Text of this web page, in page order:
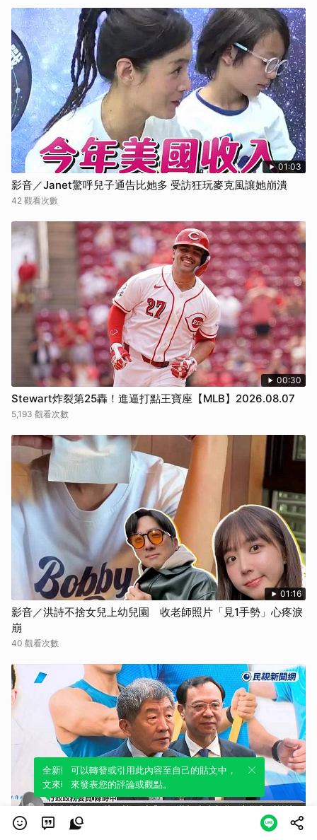
01:03
影音／Janet驚呼兒子通告比她多 受訪狂玩麥克風讓她崩潰
42 觀看次數
00:30
Stewart炸裂第25轟！進逼打點王寶座【MLB】2026.08.07
5,193 觀看次數
01:16
影音／洪詩不捨女兒上幼兒園 收老師照片「見1手勢」心疼淚
崩
40 觀看次數
02:21
全新體驗！一鍵引用此內容，透過發布貼
文來輕鬆表達個人立場。
可以轉發或引用此內容至自己的貼文中，
來發表您的評論或觀點。